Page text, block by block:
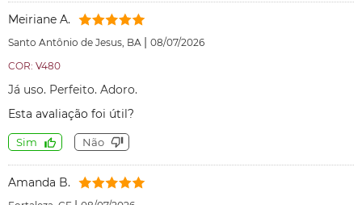
Meiriane A.
Santo Antônio de Jesus, BA | 08/07/2026
COR: V480
Já uso. Perfeito. Adoro.
Esta avaliação foi útil?
Sim Não
Amanda B.